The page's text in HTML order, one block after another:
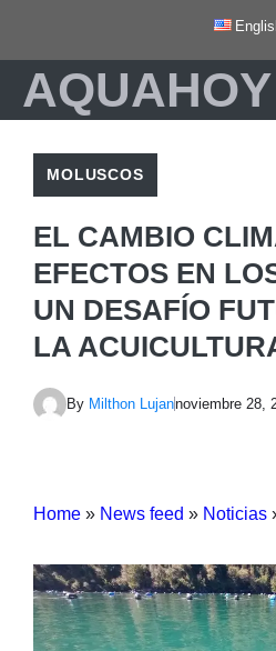
contenido
AQUAHOY
MOLUSCOS
EL CAMBIO
EFECTOS EN
UN DESAFÍO
LA
By Milthon Lujannoviembre 28,
Home » News feed » Noticias